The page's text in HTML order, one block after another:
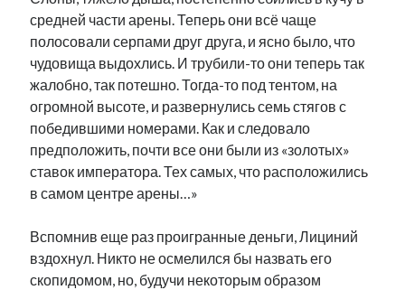
средней части арены. Теперь они всё чаще
полосовали серпами друг друга, и ясно было, что
чудовища выдохлись. И трубили-то они теперь так
жалобно, так потешно. Тогда-то под тентом, на
огромной высоте, и развернулись семь стягов с
победившими номерами. Как и следовало
предположить, почти все они были из «золотых»
ставок императора. Тех самых, что расположились
в самом центре арены…»
Вспомнив еще раз проигранные деньги, Лициний
вздохнул. Никто не осмелился бы назвать его
скопидомом, но, будучи некоторым образом